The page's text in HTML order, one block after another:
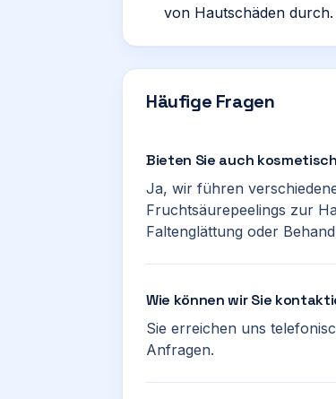
von Hautschäden durch.
Häufige Fragen
Bieten Sie auch
Ja, wir führen
Fruchtsäurepeelings zur
Faltenglättung oder
Wie können wir Sie
Sie erreichen uns
Anfragen.